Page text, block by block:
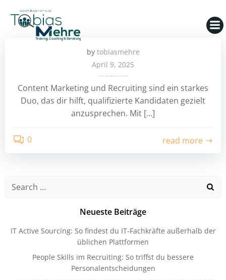
by tobiasmehre
April 9, 2025
Content Marketing und Recruiting sind ein starkes
Duo, das dir hilft, qualifizierte Kandidaten gezielt
anzusprechen. Mit […]
0 read more
Search
Neueste Beiträge
IT Active Sourcing: So findest du IT-Fachkräfte außerhalb der
üblichen Plattformen
People Skills im Recruiting: So triffst du bessere
Personalentscheidungen